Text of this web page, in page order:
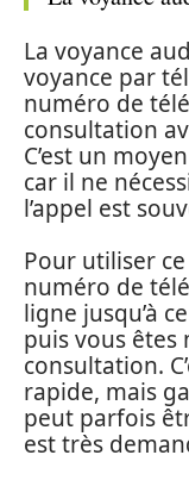
La voyance
voyance par
numéro de
consultation
C’est un
car il ne
l’appel est
Pour utiliser
numéro de
ligne jusqu’à
puis vous
consultation.
rapide, mais
peut parfois
est très